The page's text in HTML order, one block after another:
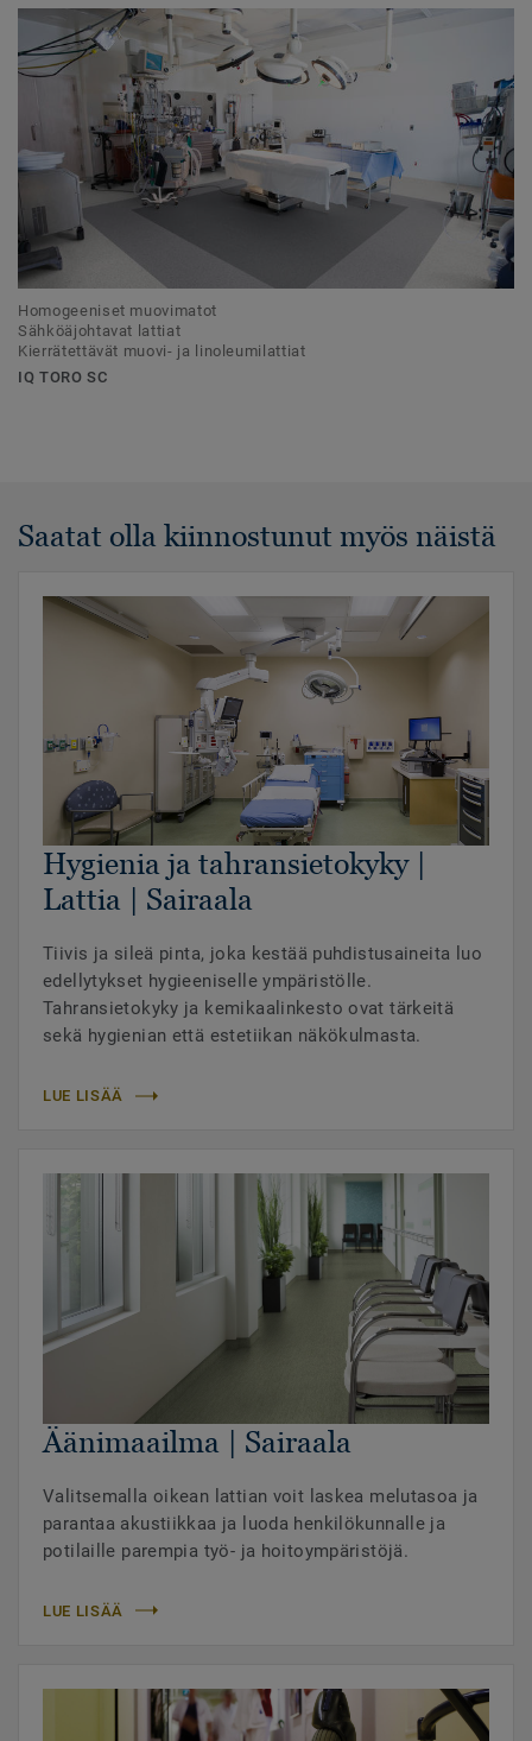
Homogeeniset muovimatot
Sähköäjohtavat lattiat
Kierrätettävät muovi- ja linoleumilattiat
IQ TORO SC
Saatat olla kiinnostunut myös näistä
Hygienia ja tahransietokyky |
Lattia | Sairaala
Tiivis ja sileä pinta, joka kestää puhdistusaineita luo
edellytykset hygieeniselle ympäristölle.
Tahransietokyky ja kemikaalinkesto ovat tärkeitä
sekä hygienian että estetiikan näkökulmasta.
LUE LISÄÄ
Äänimaailma | Sairaala
Valitsemalla oikean lattian voit laskea melutasoa ja
parantaa akustiikkaa ja luoda henkilökunnalle ja
potilaille parempia työ- ja hoitoympäristöjä.
LUE LISÄÄ